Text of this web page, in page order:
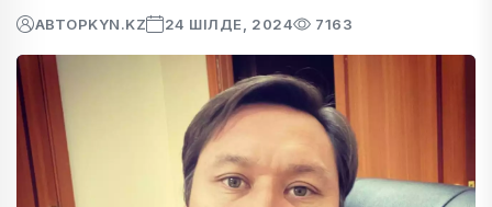
АВТОРKYN.KZ 24 ШІЛДЕ, 2024 7163